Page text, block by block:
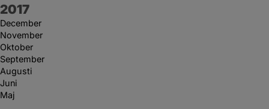
År:
2017
December
November
Oktober
September
Augusti
Juni
Maj